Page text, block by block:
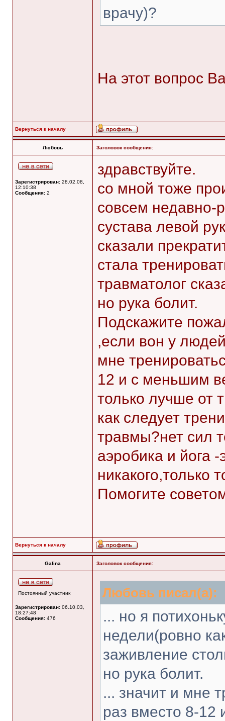
врачу)?
На этот вопрос
Вернуться к началу
Любовь Заголовок сообщения:
Зарегистрирован: 28.02.08,
12:10:38
Сообщения: 2
здравствуйте.
со мной тоже
совсем недавно-
сустава левой
сказали
стала
травматолог
но рука болит.
Подскажите
,если вон у
мне
12 и с меньшим
только лучше от
как следует
травмы?нет сил
аэробика и йога
никакого,только
Помогите
Вернуться к началу
Galina Заголовок сообщения:
Постоянный участник
Зарегистрирован: 06.10.03,
18:27:48
Сообщения: 476
Любовь писал(а):
... но я
недели(ровно
заживление
но рука болит.
... значит и мне
раз вместо 8-